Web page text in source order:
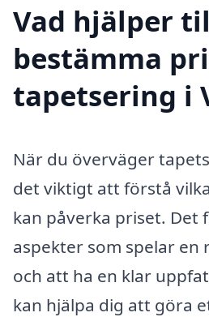
Vad hjälper
bestämma
tapetsering i
När du överväger
det viktigt att förstå
kan påverka priset. Det
aspekter som spelar en
och att ha en klar
kan hjälpa dig att göra